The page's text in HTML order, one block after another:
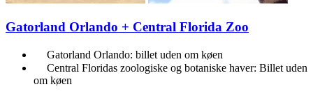
Gatorland Orlando + Central Florida Zoo
Gatorland Orlando: billet uden om køen
Central Floridas zoologiske og botaniske haver: Billet uden
om køen